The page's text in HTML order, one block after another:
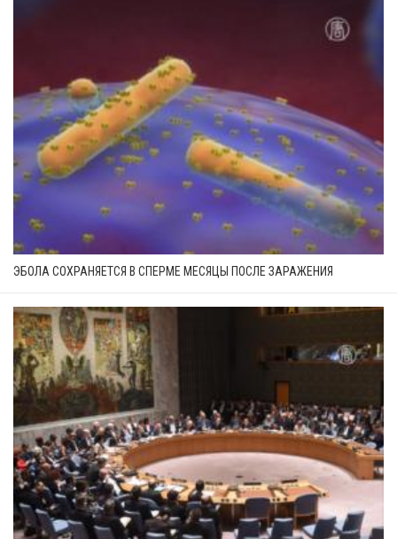
ЭБОЛА СОХРАНЯЕТСЯ В СПЕРМЕ МЕСЯЦЫ ПОСЛЕ ЗАРАЖЕНИЯ